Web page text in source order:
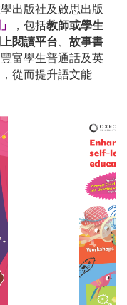
出版社及啟思出版
，包括教師或學生
閱讀平台、 故事書
富學生普通話及英
從而提升語文能